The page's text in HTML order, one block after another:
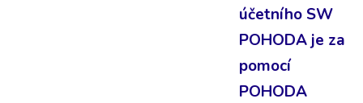
účetního SW
POHODA je za
pomocí
POHODA